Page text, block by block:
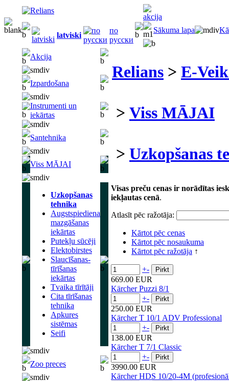
latviski
по
русски
Sākuma lapa
Akcija
Izpardošana
Instrumenti un
iekārtas
Santehnika
Viss MĀJAI
Uzkopšanas
tehnika
Augstspiediena
mazgāšanas
iekārtas
Putekļu sūcēji
Elektobirstes
Slaucīšanas-
tīrīšanas
iekārtas
Tvaika tīrītāji
Cita tīrīšanas
tehnika
Apkures
sistēmas
Seifi
Zoo preces
Relians > E-
> Viss MĀJAI
> Uzkopšanas
Visas preču cenas ir norādītas
iekļautas cenā.
Atlasīt pēc ražotāja:
Kārtot pēc cenas
Kārtot pēc nosaukuma
Kārtot pēc ražotāja ↑
+-
669.00 EUR
Kärcher Puzzi 8/1
+-
250.00 EUR
Kärcher T 10/1 ADV Professional
+-
138.00 EUR
Kärcher T 7/1 Classic
+-
3990.00 EUR
Kärcher HDS 10/20-4M